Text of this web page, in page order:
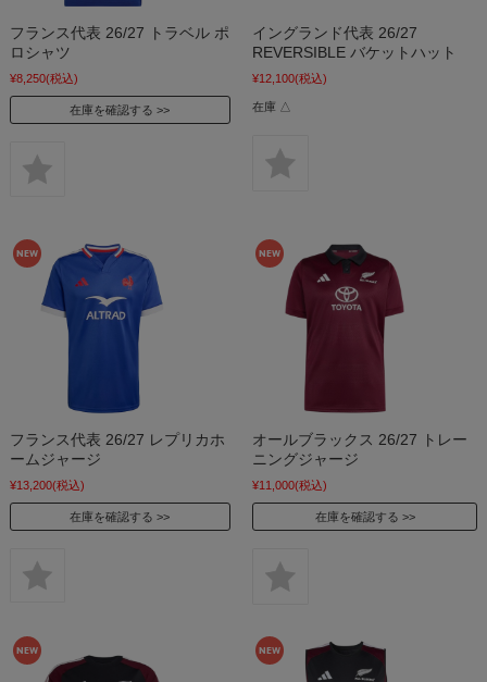
フランス代表 26/27 トラベル ポ
ロシャツ
¥8,250(税込)
在庫を確認する
イングランド代表 26/27
REVERSIBLE バケットハット
¥12,100(税込)
在庫 △
フランス代表 26/27 レプリカホ
ームジャージ
¥13,200(税込)
在庫を確認する
オールブラックス 26/27 トレー
ニングジャージ
¥11,000(税込)
在庫を確認する